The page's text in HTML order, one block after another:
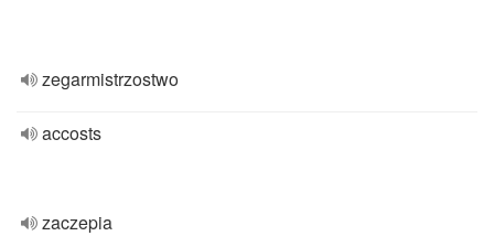
zegarmistrzostwo
accosts
zaczepia